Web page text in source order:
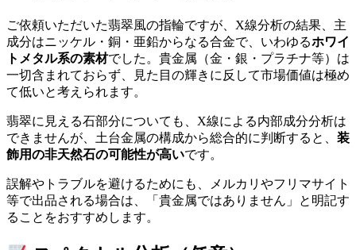
ご依頼いただいた翡翠風の指輪ですが、X線分析の結果、主
成分はニッケル・銅・亜鉛からなる合金で、いわゆるホワイ
トメタル系の素材でした。貴金属（金・銀・プラチナ等）は
一切含まれておらず、見た目の輝きに反して市場価値は極め
て低いと考えられます。
翡翠に見える石部分についても、X線による内部成分分析は
できませんが、土台金属の構成から総合的に判断すると、 装
飾用の非天然石の可能性が高いです。
誤解やトラブルを避けるためにも、メルカリやフリマサイト
等で出品される場合は、「貴金属ではありません」と明記す
ることをおすすめします。